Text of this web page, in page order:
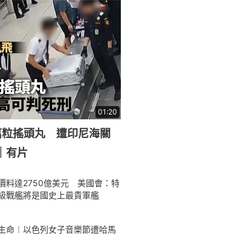
01:20
粒搖頭丸 遭印尼海關
有片
料達2750億美元 美國會：特
戰艦將是國史上最貴軍艦
命︱以色列女子音樂節遭哈馬